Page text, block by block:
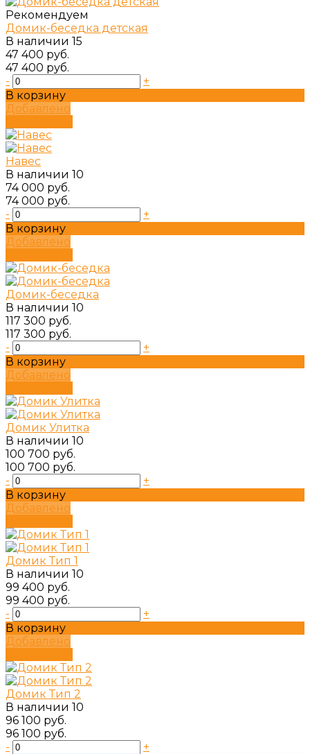
Рекомендуем
Домик-беседка детская
В наличии 15
47 400 руб.
47 400 руб.
-
+
В корзину
Добавлено
Навес
В наличии 10
74 000 руб.
74 000 руб.
-
+
В корзину
Добавлено
Домик-беседка
В наличии 10
117 300 руб.
117 300 руб.
-
+
В корзину
Добавлено
Домик Улитка
В наличии 10
100 700 руб.
100 700 руб.
-
+
В корзину
Добавлено
Домик Тип 1
В наличии 10
99 400 руб.
99 400 руб.
-
+
В корзину
Добавлено
Домик Тип 2
В наличии 10
96 100 руб.
96 100 руб.
-
+